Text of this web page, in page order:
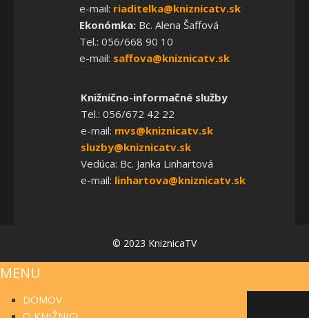
e-mail: riaditelka@kniznicatv.sk
Ekonómka:Bc. Alena Šaffová
Tel.: 056/668 90 10
e-mail: saffova@kniznicatv.sk
Knižnično-informačné služby
Tel.: 056/672 42 22
e-mail: mvs@kniznicatv.sk
sluzby@kniznicatv.sk
Vedúca: Bc. Janka Linhartová
e-mail: linhartova@kniznicatv.sk
© 2023 KniznicaTV
MENU
DOMOV